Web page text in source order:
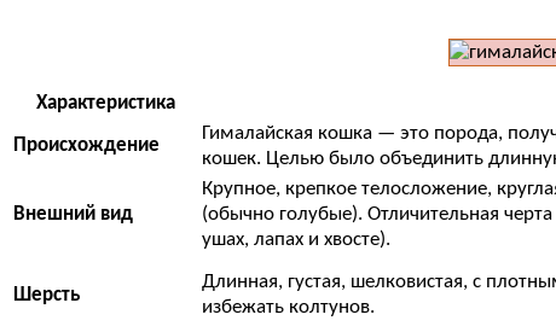
Характеристика
Происхождение
Гималайская кошка — это порода,
кошек. Целью было объединить
Внешний вид
Крупное, крепкое телосложение,
(обычно голубые). Отличительная
ушах, лапах и хвосте).
Шерсть
Длинная, густая, шелковистая, с
избежать колтунов.